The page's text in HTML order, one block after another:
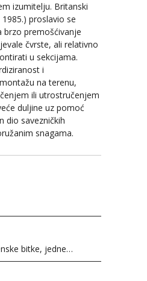
izumitelju. Britanski
proslavio se
premošćivanje
čvrste, ali relativno
u sekcijama.
i
na terenu,
ili utrostručenjem
duljine uz pomoć
dio savezničkih
snagama.
bitke, jedne…